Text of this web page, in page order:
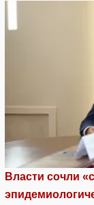
Власти сочли